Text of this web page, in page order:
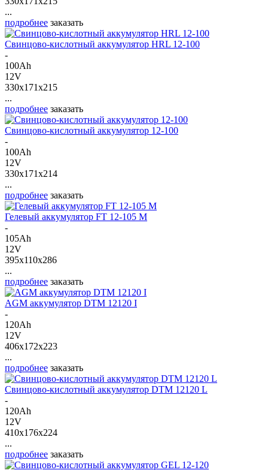
...
подробнее заказать
Свинцово-кислотный аккумулятор HRL 12-100
-
100Ah
12V
330x171x215
...
подробнее заказать
Свинцово-кислотный аккумулятор 12-100
-
100Ah
12V
330x171x214
...
подробнее заказать
Гелевый аккумулятор FT 12-105 M
-
105Ah
12V
395x110x286
...
подробнее заказать
AGM аккумулятор DTM 12120 I
-
120Ah
12V
406x172x223
...
подробнее заказать
Свинцово-кислотный аккумулятор DTM 12120 L
-
120Ah
12V
410x176x224
...
подробнее заказать